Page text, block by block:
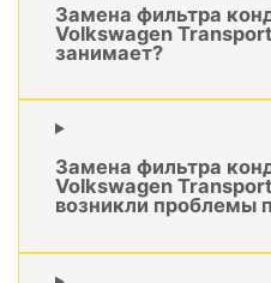
Замена фильтра
Volkswagen
занимает?
Замена фильтра
Volkswagen
возникли проблемы